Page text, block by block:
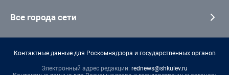
Все города сети
Контактные данные для Роскомнадзора и государственных органов
Электронный адрес редакции: rednews@shkulev.ru